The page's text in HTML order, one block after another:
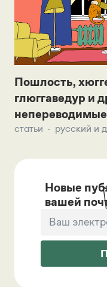
Пошлость,
глюггаведур и
непереводимые
статьи русский и
Новые
вашей